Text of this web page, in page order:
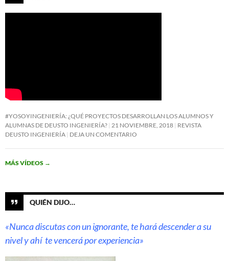
#YOSOYINGENIERÍA: ¿QUÉ PROYECTOS DESARROLLAN LOS ALUMNOS Y
ALUMNAS DE DEUSTO INGENIERÍA? 21 NOVIEMBRE, 2018 REVISTA
DEUSTO INGENIERÍA DEJA UN COMENTARIO
MÁS VÍDEOS →
QUIÉN DIJO…
«Nunca discutas con un ignorante, te hará descender a su
nivel y ahí te vencerá por experiencia»